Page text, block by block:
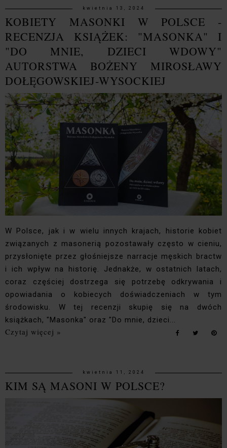
kwietnia 13, 2024
KOBIETY MASONKI W POLSCE -
RECENZJA KSIĄŻEK: "MASONKA" I
"DO MNIE, DZIECI WDOWY"
AUTORSTWA BOŻENY MIROSŁAWY
DOŁĘGOWSKIEJ-WYSOCKIEJ
W Polsce, jak i w wielu innych krajach, historie kobiet
związanych z masonerią pozostawały często w cieniu,
przysłonięte przez głośniejsze narracje męskich bractw
i ich wpływ na historię. Jednakże, w ostatnich latach,
coraz częściej dostrzega się potrzebę odkrywania i
opowiadania o kobiecych doświadczeniach w tym
środowisku. W tej recenzji skupię się na dwóch
książkach, "Masonka" oraz "Do mnie, dzieci...
Czytaj więcej »
kwietnia 11, 2024
KIM SĄ MASONI W POLSCE?